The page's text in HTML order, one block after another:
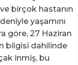
ve birçok hastanın
yaşamını
göre, 27 Haziran
bilgisi dahilinde
inmiş, bu